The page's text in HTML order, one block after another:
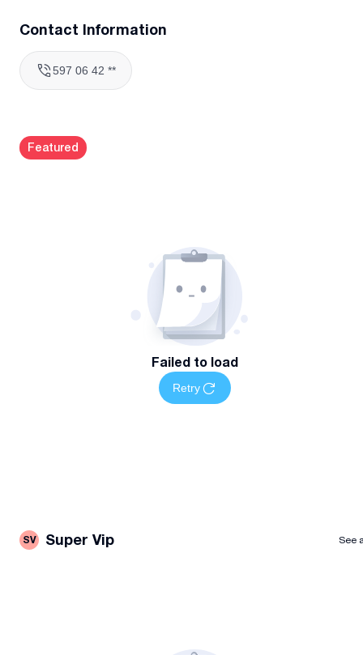
Contact Information
597 06 42 **
Featured
Failed to load
Retry
SV Super Vip See